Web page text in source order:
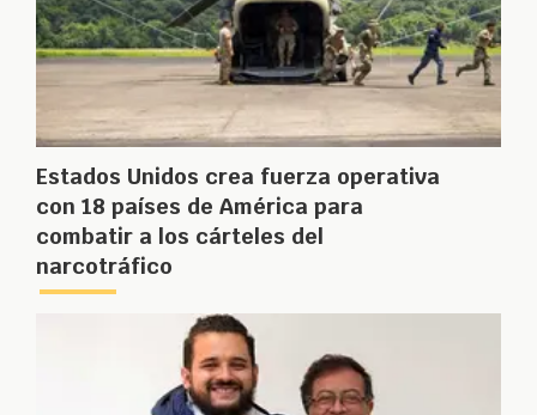
Estados Unidos crea fuerza operativa
con 18 países de América para
combatir a los cárteles del
narcotráfico